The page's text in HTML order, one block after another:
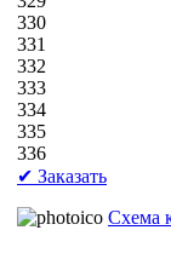
330
331
332
333
334
335
336
✔ Заказать
Схема